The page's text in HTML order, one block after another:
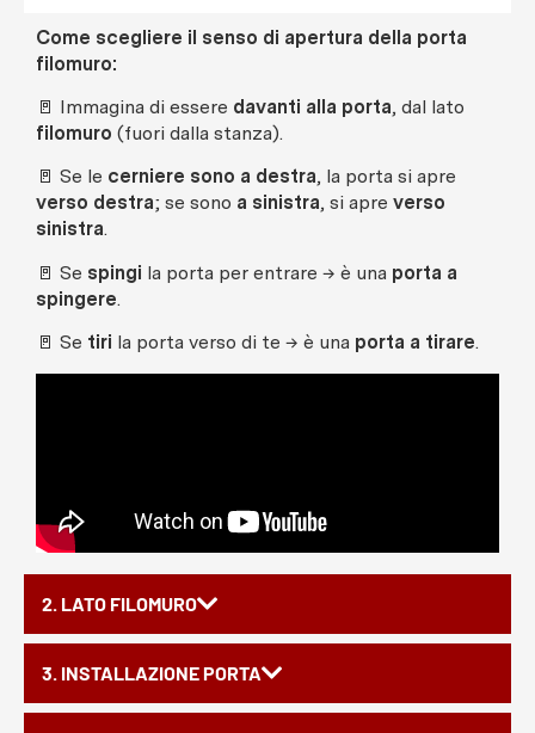
2. LATO FILOMURO
3. INSTALLAZIONE PORTA
Come scegliere il senso di apertura della porta
filomuro:
🚪 Immagina di essere davanti alla porta, dal lato
filomuro (fuori dalla stanza).
🚪 Se le cerniere sono a destra, la porta si apre
verso destra; se sono a sinistra, si apre verso
sinistra.
🚪 Se spingi la porta per entrare → è una porta a
spingere.
🚪 Se tiri la porta verso di te → è una porta a tirare.